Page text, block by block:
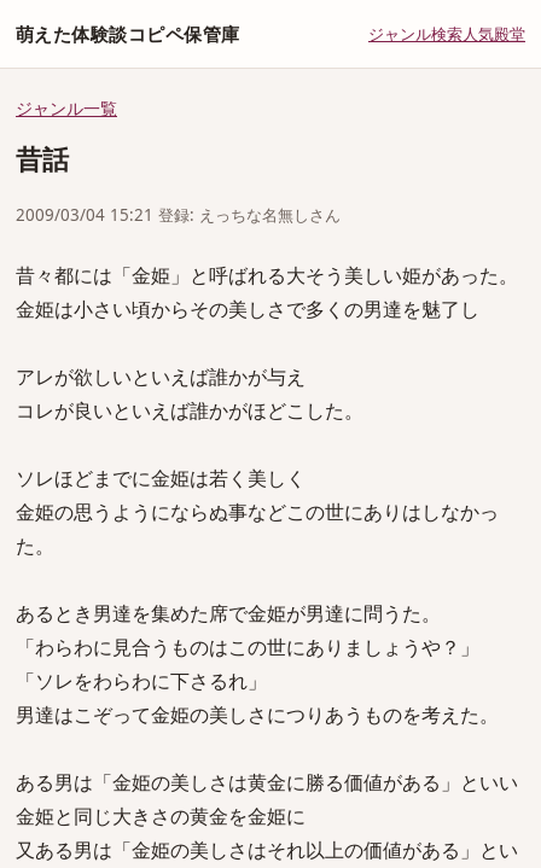
萌えた体験談コピペ保管庫 ジャンル検索人気殿堂
ジャンル一覧
昔話
2009/03/04 15:21 登録: えっちな名無しさん
昔々都には「金姫」と呼ばれる大そう美しい姫があった。
金姫は小さい頃からその美しさで多くの男達を魅了し
アレが欲しいといえば誰かが与え
コレが良いといえば誰かがほどこした。
ソレほどまでに金姫は若く美しく
金姫の思うようにならぬ事などこの世にありはしなかっ
た。
あるとき男達を集めた席で金姫が男達に問うた。
「わらわに見合うものはこの世にありましょうや？」
「ソレをわらわに下さるれ」
男達はこぞって金姫の美しさにつりあうものを考えた。
ある男は「金姫の美しさは黄金に勝る価値がある」といい
金姫と同じ大きさの黄金を金姫に
又ある男は「金姫の美しさはそれ以上の価値がある」とい